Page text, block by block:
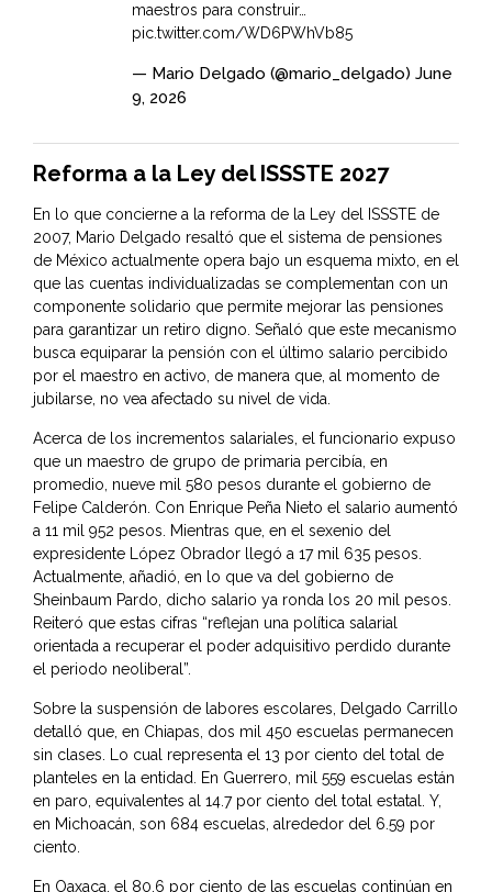
maestros para construir…
pic.twitter.com/WD6PWhVb85
— Mario Delgado (@mario_delgado) June
9, 2026
Reforma a la Ley del ISSSTE 2027
En lo que concierne a la reforma de la Ley del ISSSTE de
2007, Mario Delgado resaltó que el sistema de pensiones
de México actualmente opera bajo un esquema mixto, en el
que las cuentas individualizadas se complementan con un
componente solidario que permite mejorar las pensiones
para garantizar un retiro digno. Señaló que este mecanismo
busca equiparar la pensión con el último salario percibido
por el maestro en activo, de manera que, al momento de
jubilarse, no vea afectado su nivel de vida.
Acerca de los incrementos salariales, el funcionario expuso
que un maestro de grupo de primaria percibía, en
promedio, nueve mil 580 pesos durante el gobierno de
Felipe Calderón. Con Enrique Peña Nieto el salario aumentó
a 11 mil 952 pesos. Mientras que, en el sexenio del
expresidente López Obrador llegó a 17 mil 635 pesos.
Actualmente, añadió, en lo que va del gobierno de
Sheinbaum Pardo, dicho salario ya ronda los 20 mil pesos.
Reiteró que estas cifras “reflejan una política salarial
orientada a recuperar el poder adquisitivo perdido durante
el periodo neoliberal”.
Sobre la suspensión de labores escolares, Delgado Carrillo
detalló que, en Chiapas, dos mil 450 escuelas permanecen
sin clases. Lo cual representa el 13 por ciento del total de
planteles en la entidad. En Guerrero, mil 559 escuelas están
en paro, equivalentes al 14.7 por ciento del total estatal. Y,
en Michoacán, son 684 escuelas, alrededor del 6.59 por
ciento.
En Oaxaca, el 80.6 por ciento de las escuelas continúan en